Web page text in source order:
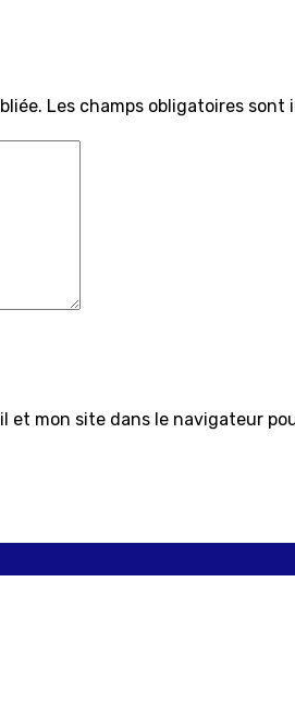
Les champs obligatoires sont
et mon site dans le navigateur